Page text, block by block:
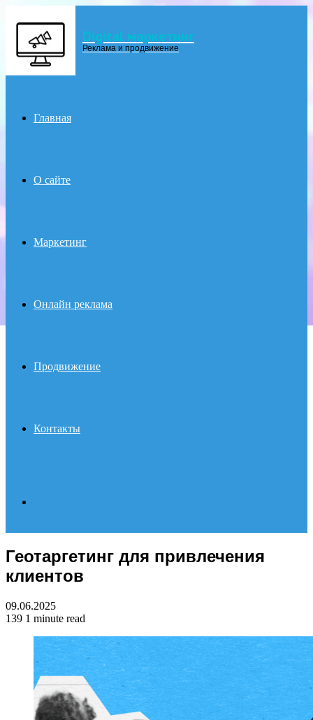
Digital маркетинг
Реклама и продвижение
Главная
О сайте
Маркетинг
Онлайн реклама
Продвижение
Контакты
for
Геотаргетинг для привлечения
клиентов
09.06.2025
139 1 minute read